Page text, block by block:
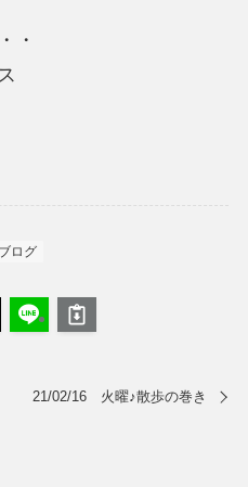
・
ログ
21/02/16 火曜♪散歩の巻き